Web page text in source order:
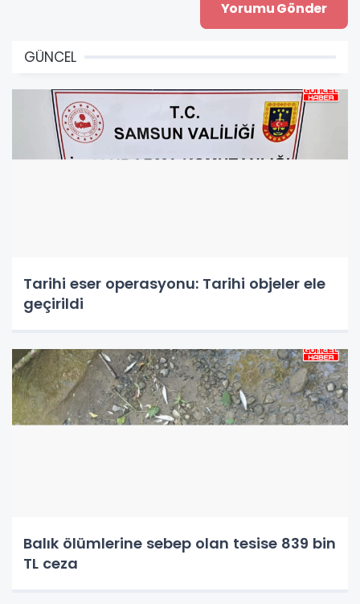
GÜNCEL
Tarihi eser operasyonu: Tarihi objeler ele
geçirildi
Balık ölümlerine sebep olan tesise 839 bin
TL ceza